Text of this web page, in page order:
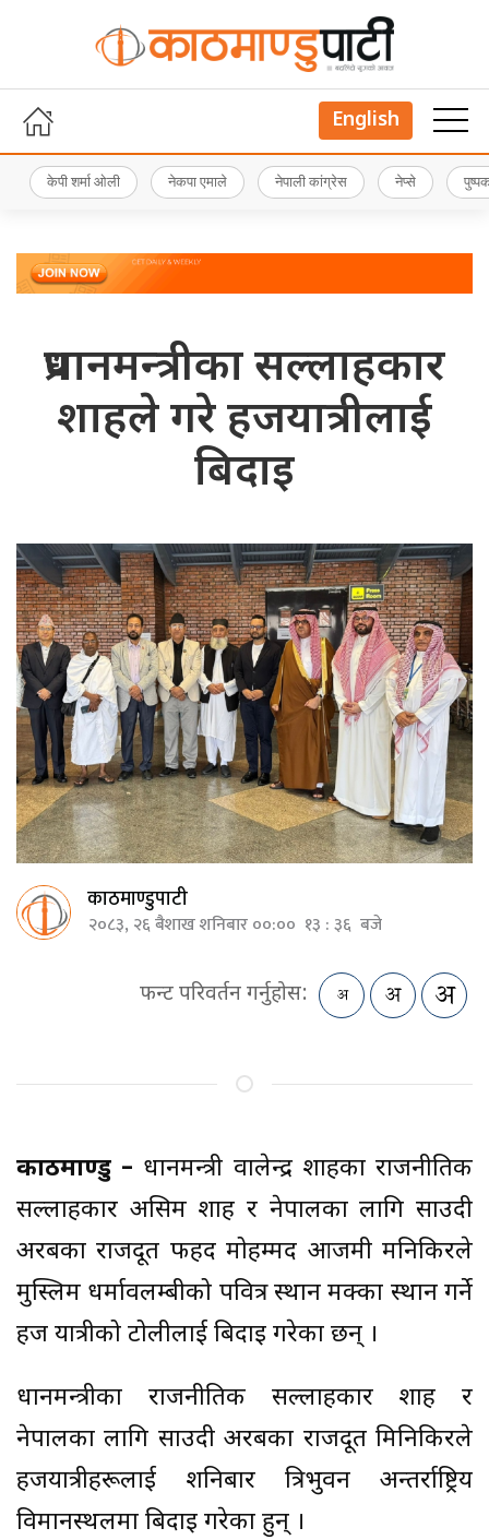
English
केपी शर्मा ओली नेकपा एमाले नेपाली कांग्रेस नेप्से
प्रधानमन्त्रीका सल्लाहकार
शाहले गरे हजयात्रीलाई
बिदाइ
काठमाण्डुपाटी
२०८३, २६ बैशाख शनिबार ००:०० १३ : ३६ बजे
फन्ट परिवर्तन गर्नुहोस:
काठमाण्डु – प्रधानमन्त्री वालेन्द्र शाहका राजनीतिक
सल्लाहकार असिम शाह र नेपालका लागि साउदी
अरबका राजदूत फहद मोहम्मद आजमी मनिकिरले
मुस्लिम धर्मावलम्बीको पवित्र स्थान मक्का प्रस्थान गर्ने
हज यात्रीको टोलीलाई बिदाइ गरेका छन् ।
प्रधानमन्त्रीका राजनीतिक सल्लाहकार शाह र
नेपालका लागि साउदी अरबका राजदूत मिनिकिरले
हजयात्रीहरूलाई शनिबार त्रिभुवन अन्तर्राष्ट्रिय
विमानस्थलमा बिदाइ गरेका हुन् ।